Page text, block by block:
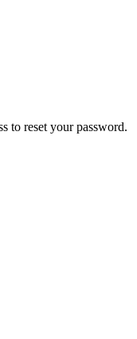
to reset your password.